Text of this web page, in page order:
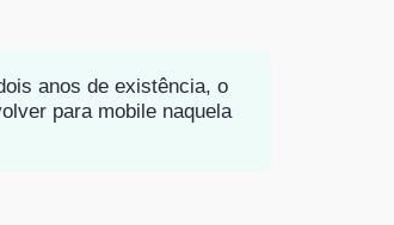
anos de existência, o
para mobile naquela